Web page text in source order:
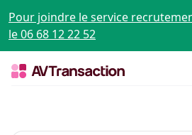
Pour joindre le service
le 06 68 12 22 52